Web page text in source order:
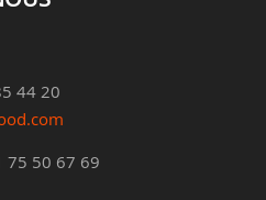
44 20
75 50 67 69